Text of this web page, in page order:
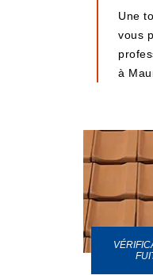
Une
vous
à